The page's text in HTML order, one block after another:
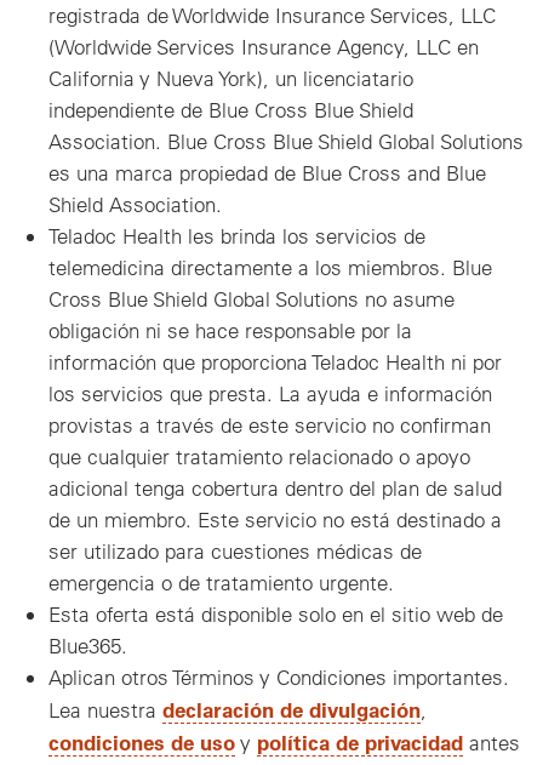
registrada de Worldwide Insurance Services, LLC
(Worldwide Services Insurance Agency, LLC en
California y Nueva York), un licenciatario
independiente de Blue Cross Blue Shield
Association. Blue Cross Blue Shield Global Solutions
es una marca propiedad de Blue Cross and Blue
Shield Association.
Teladoc Health les brinda los servicios de
telemedicina directamente a los miembros. Blue
Cross Blue Shield Global Solutions no asume
obligación ni se hace responsable por la
información que proporciona Teladoc Health ni por
los servicios que presta. La ayuda e información
provistas a través de este servicio no confirman
que cualquier tratamiento relacionado o apoyo
adicional tenga cobertura dentro del plan de salud
de un miembro. Este servicio no está destinado a
ser utilizado para cuestiones médicas de
emergencia o de tratamiento urgente.
Esta oferta está disponible solo en el sitio web de
Blue365.
Aplican otros Términos y Condiciones importantes.
Lea nuestra declaración de divulgación
condiciones de usoy política de privacidad antes